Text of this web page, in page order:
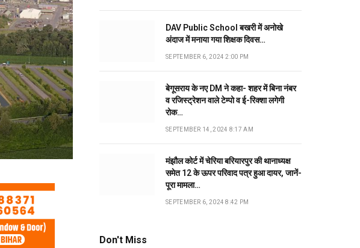
DAV Public School बखरी में अनोखे
अंदाज में मनाया गया शिक्षक दिवस…
SEPTEMBER 6, 2024 2:00 PM
बेगूसराय के नए DM ने कहा- शहर में बिना नंबर
व रजिस्ट्रेशन वाले टेम्पो व ई-रिक्शा लगेगी
रोक…
SEPTEMBER 14, 2024 8:17 AM
मंझौल कोर्ट में चेरिया बरियारपुर की थानाध्यक्ष
समेत 12 के ऊपर परिवाद पत्र हुआ दायर, जानें-
पूरा मामला…
SEPTEMBER 6, 2024 8:42 PM
Don't Miss